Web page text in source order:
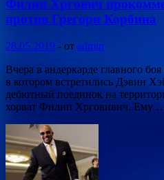
Филип Хргович
против Грегори Корбина
28.05.2019 - от admin
Вчера в андеркарде главного
в котором встретились Дэвин
дебютный поединок на
хорват Филип Хрговивич. Ему